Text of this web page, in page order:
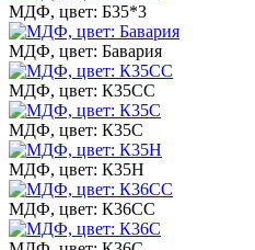
МДФ, цвет: Б35*3
МДФ, цвет: Бавария
МДФ, цвет: К35СС
МДФ, цвет: К35С
МДФ, цвет: К35Н
МДФ, цвет: К36СС